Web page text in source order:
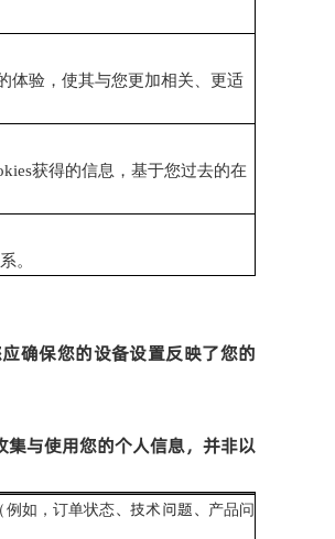
体验，使其与您更加相关、更适
获得的信息，基于您过去的在
。
确保您的设备设置反映了您的
与使用您的个人信息， 并非以
例如，订单状态、技术问题、 产品问